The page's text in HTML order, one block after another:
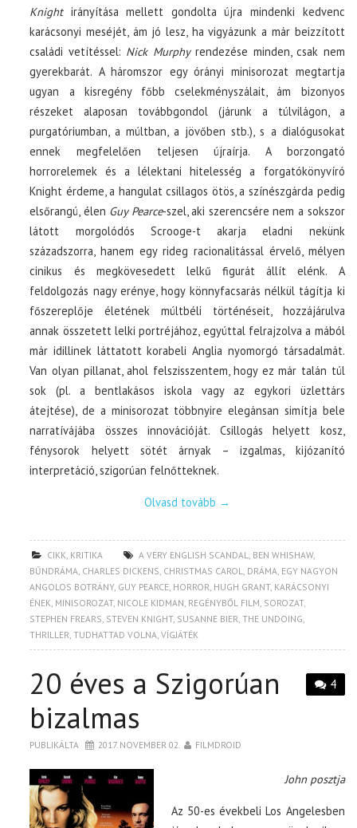
Knightirányítása mellett gondolta újra mindenki kedvenc
karácsonyi meséjét, ám jó lesz, ha vigyázunk a már beizzított
családi vetítéssel: Nick Murphyrendezése minden, csak nem
gyerekbarát. A háromszor egy órányi minisorozat megtartja
ugyan a kisregény főbb cselekményszálait, ám bizonyos
részeket alaposan továbbgondol (járunk a túlvilágon, a
purgatóriumban, a múltban, a jövőben stb.), s a dialógusokat
ennek megfelelően teljesen újraírja. A borzongató
horrorelemek és a lélektani hitelesség a forgatókönyvíró
Knight érdeme, a hangulat csillagos ötös, a színészgárda pedig
elsőrangú, élen Guy Pearce-szel, aki szerencsére nem a sokszor
látott morgolódós Scrooge-t akarja eladni nekünk
századszorra, hanem egy rideg racionalitással érvelő, mélyen
cinikus és megkövesedett lelkű figurát állít elénk. A
feldolgozás nagy erénye, hogy könnyfacsarás nélkül tágítja ki
főszereplője életének múltbéli történéseit, hozzájárulva
annak összetett lelki portréjához, egyúttal felrajzolva a mából
már idillinek láttatott korabeli Anglia nyomorgó társadalmát.
Van olyan pillanat, ahol felszisszentem, hogy ez már talán túl
sok (pl. a bentlakásos iskola vagy az egykori üzlettárs
átejtése), de a minisorozat többnyire elegánsan simítja bele
narratívájába összes innovációját. Csillogás helyett kosz,
fénysorok helyett sötét árnyak – izgalmas, kijózanító
interpretáció, szigorúan felnőtteknek.
Olvasd tovább →
CIKK, KRITIKA A VERY ENGLISH SCANDAL, BEN WHISHAW,
BŰNDRÁMA, CHARLES DICKENS, CHRISTMAS CAROL, DRÁMA, EGY NAGYON
ANGOLOS BOTRÁNY, GUY PEARCE, HORROR, HUGH GRANT, KARÁCSONYI
ÉNEK, MINISOROZAT, NICOLE KIDMAN, REGÉNYBŐL FILM, SOROZAT,
STEPHEN FREARS, STEVEN KNIGHT, SUSANNE BIER,THE UNDOING,
THRILLER,TUDHATTAD VOLNA,VÍGJÁTÉK
4
20 éves a Szigorúan
bizalmas
PUBLIKÁLTA 2017. NOVEMBER 02. FILMDROID
John posztja
Az 50-es évekbeli Los Angelesben